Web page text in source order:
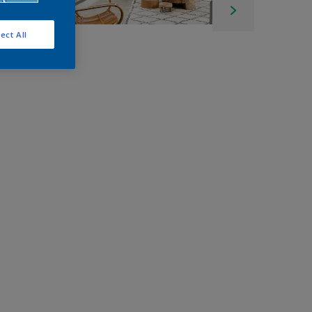
All